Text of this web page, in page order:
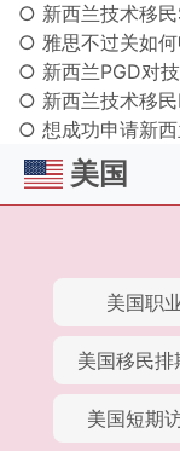
○ 新西兰技术移民
○ 雅思不过关如何
○ 新西兰PGD对
○ 新西兰技术移民
美国
美国职
美国移民排
美国短期